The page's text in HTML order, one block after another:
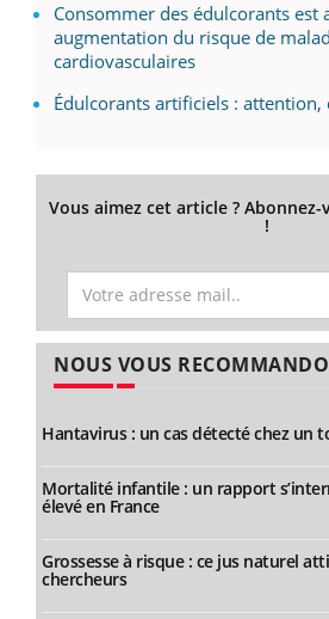
Consommer des édulcorants est
augmentation du risque de
cardiovasculaires
Édulcorants artificiels : attention,
Vous aimez cet article ?
!
NOUS VOUS
Hantavirus : un cas détecté chez un
Mortalité infantile : un rapport
élevé en France
Grossesse à risque : ce jus naturel
chercheurs